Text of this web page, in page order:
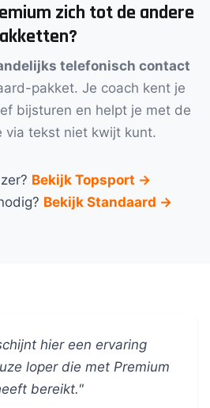
zich tot de andere
telefonisch contact
pakket. Je coach kent je
bijsturen en helpt je met de
via tekst niet kwijt kunt.
Bekijk Topsport →
Bekijk Standaard →
hier een ervaring
loper die met Premium
bereikt."